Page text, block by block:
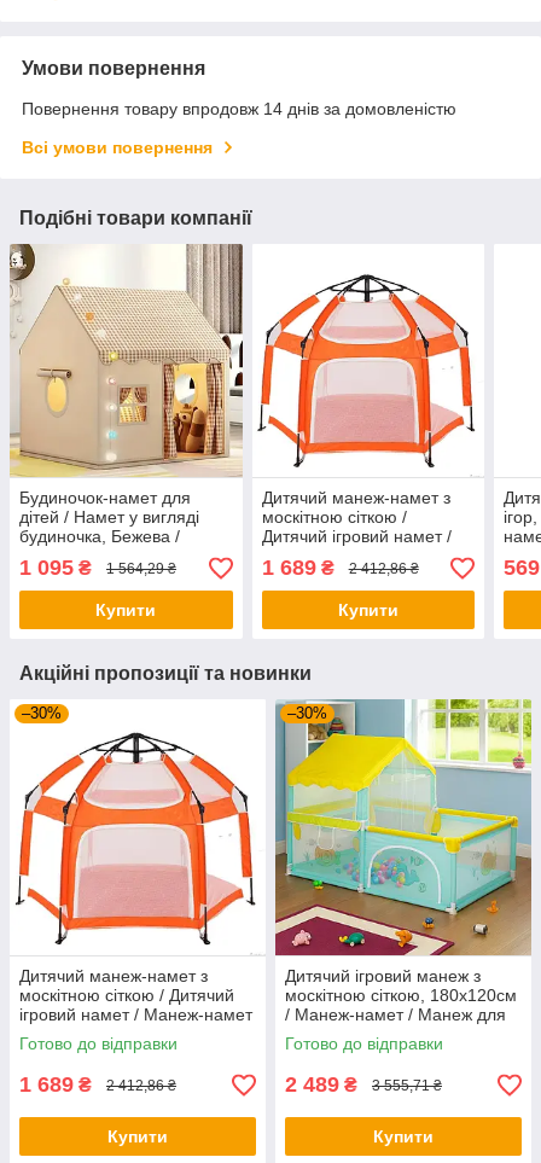
Умови повернення
Повернення товару впродовж 14 днів за домовленістю
Всі умови повернення
Подібні товари компанії
Будиночок-намет для
дітей / Намет у вигляді
будиночка, Бежева /
Дитячий ігровий намет з
кольоровими кульками
120х100х60см
1 095 ₴ 1 564,29 ₴
Купити
Дитячий манеж-намет з
москітною сіткою /
Дитячий ігровий намет /
автоматичний
1 689₴ 2 412,86 ₴
Купити
569
Акційні пропозиції та новинки
–30%
Дитячий манеж-намет з
москітною сіткою / Дитячий
ігровий намет / Манеж-намет
автоматичний
Готово до відправки
1 689 ₴ 2 412,86 ₴
Купити
–30%
Дитячий ігровий манеж з
москітною сіткою, 180х120см
/ Манеж-намет / Манеж для
дітей / Манеж-ігровий
майданчик
Готово до відправки
2 489 ₴ 3 555,71 ₴
Купити